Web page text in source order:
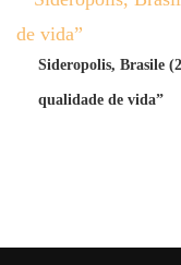
Sideropolis, Brasile
qualidade de vida”